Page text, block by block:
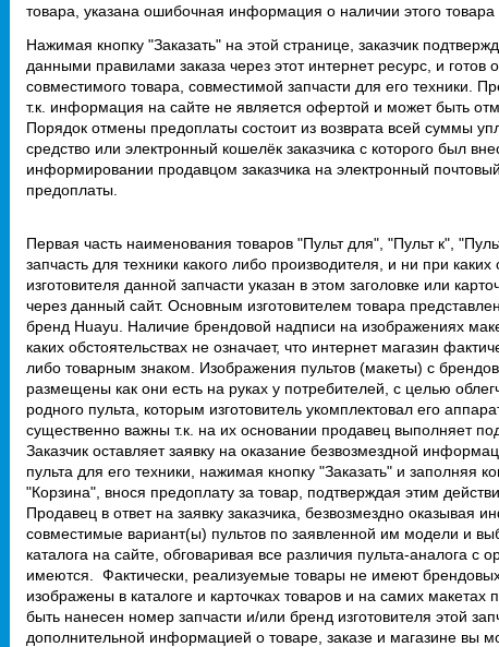
товара, указана ошибочная информация о наличии этого товара
Нажимая кнопку "Заказать" на этой странице, заказчик
данными правилами заказа через этот интернет ресурс, и готов
совместимого товара, совместимой запчасти для его техники.
т.к. информация на сайте не является офертой и может быть
Порядок отмены предоплаты состоит из возврата всей суммы
средство или электронный кошелёк заказчика с которого был
информировании продавцом заказчика на электронный
предоплаты.
Первая часть наименования товаров "Пульт для", "Пульт к",
запчасть для техники какого либо производителя, и ни при
изготовителя данной запчасти указан в этом заголовке или
через данный сайт. Основным изготовителем товара
бренд Huayu. Наличие брендовой надписи на изображениях
каких обстоятельствах не означает, что интернет магазин
либо товарным знаком. Изображения пультов (макеты) с
размещены как они есть на руках у потребителей, с целью
родного пульта, которым изготовитель укомплектовал его
существенно важны т.к. на их основании продавец выполняет
Заказчик оставляет заявку на оказание безвозмездной
пульта для его техники, нажимая кнопку "Заказать" и заполняя
"Корзина", внося предоплату за товар, подтверждая этим
Продавец в ответ на заявку заказчика, безвозмездно оказывая
совместимые вариант(ы) пультов по заявленной им модели и
каталога на сайте, обговаривая все различия пульта-аналога с
имеются. Фактически, реализуемые товары не имеют
изображены в каталоге и карточках товаров и на самих
быть нанесен номер запчасти и/или бренд изготовителя этой
дополнительной информацией о товаре, заказе и магазине вы